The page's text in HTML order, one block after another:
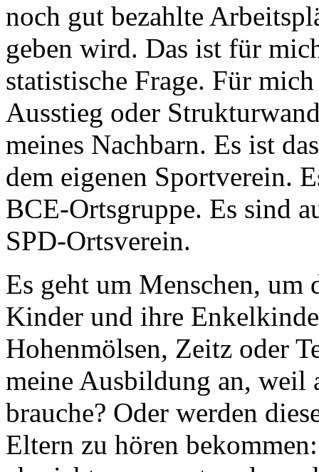
noch gut bezahlte
geben wird. Das ist für
statistische Frage. Für
Ausstieg oder
meines Nachbarn. Es ist
dem eigenen Sportverein.
BCE-Ortsgruppe. Es sind
SPD-Ortsverein.
Es geht um Menschen, um
Kinder und ihre
Hohenmölsen, Zeitz oder
meine Ausbildung an, weil
brauche? Oder werden
Eltern zu hören